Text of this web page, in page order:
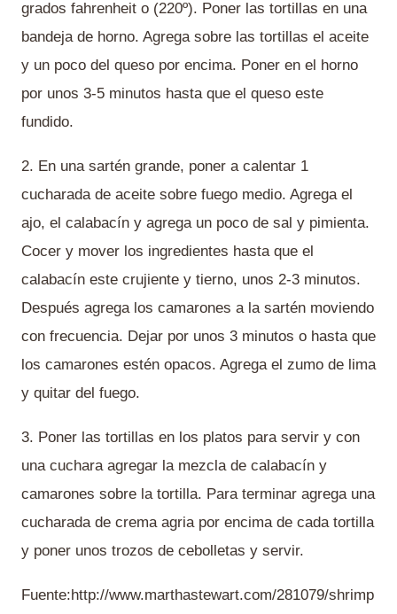
grados fahrenheit o (220º). Poner las tortillas en una
bandeja de horno. Agrega sobre las tortillas el aceite
y un poco del queso por encima. Poner en el horno
por unos 3-5 minutos hasta que el queso este
fundido.
2. En una sartén grande, poner a calentar 1
cucharada de aceite sobre fuego medio. Agrega el
ajo, el calabacín y agrega un poco de sal y pimienta.
Cocer y mover los ingredientes hasta que el
calabacín este crujiente y tierno, unos 2-3 minutos.
Después agrega los camarones a la sartén moviendo
con frecuencia. Dejar por unos 3 minutos o hasta que
los camarones estén opacos. Agrega el zumo de lima
y quitar del fuego.
3. Poner las tortillas en los platos para servir y con
una cuchara agregar la mezcla de calabacín y
camarones sobre la tortilla. Para terminar agrega una
cucharada de crema agria por encima de cada tortilla
y poner unos trozos de cebolletas y servir.
Fuente:http://www.marthastewart.com/281079/shrimp